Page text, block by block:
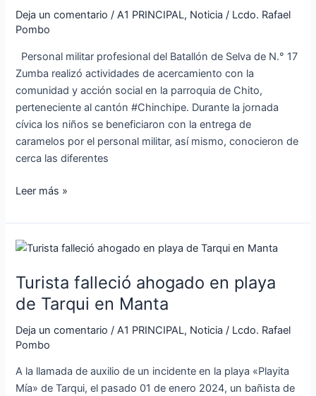
Deja un comentario /A1 PRINCIPAL, Noticia / Lcdo. Rafael
Pombo
Personal militar profesional del Batallón de Selva de N.° 17
Zumba realizó actividades de acercamiento con la
comunidad y acción social en la parroquia de Chito,
perteneciente al cantón #Chinchipe. Durante la jornada
cívica los niños se beneficiaron con la entrega de
caramelos por el personal militar, así mismo, conocieron de
cerca las diferentes
Zumba
realizó
acción
social
Leer más »
Turista falleció ahogado en playa
de Tarqui en Manta
Deja un comentario /A1 PRINCIPAL, Noticia / Lcdo. Rafael
Pombo
A la llamada de auxilio de un incidente en la playa «Playita
Mía» de Tarqui, el pasado 01 de enero 2024, un bañista de
Turista
ahogado
en
playa
de
Tarqui
en
Manta